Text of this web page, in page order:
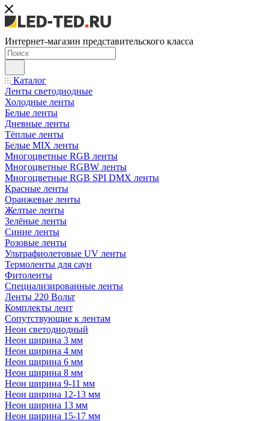
Интернет-магазин представительского класса
Каталог
Ленты светодиодные
Холодные ленты
Белые ленты
Дневные ленты
Тёплые ленты
Белые MIX ленты
Многоцветные RGB ленты
Многоцветные RGBW ленты
Многоцветные RGB SPI DMX ленты
Красные ленты
Оранжевые ленты
Желтые ленты
Зелёные ленты
Синие ленты
Розовые ленты
Ультрафиолетовые UV ленты
Термоленты для саун
Фитоленты
Специализированные ленты
Ленты 220 Вольт
Комплекты лент
Сопутствующие к лентам
Неон светодиодный
Неон ширина 3 мм
Неон ширина 4 мм
Неон ширина 6 мм
Неон ширина 8 мм
Неон ширина 9-11 мм
Неон ширина 12-13 мм
Неон ширина 13 мм
Неон ширина 15-17 мм